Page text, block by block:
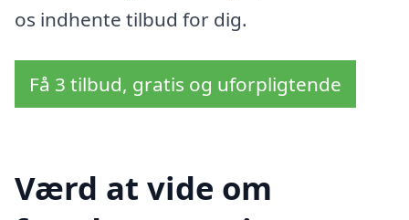
os indhente tilbud for dig.
Få 3 tilbud, gratis og uforpligtende
Værd at vide om